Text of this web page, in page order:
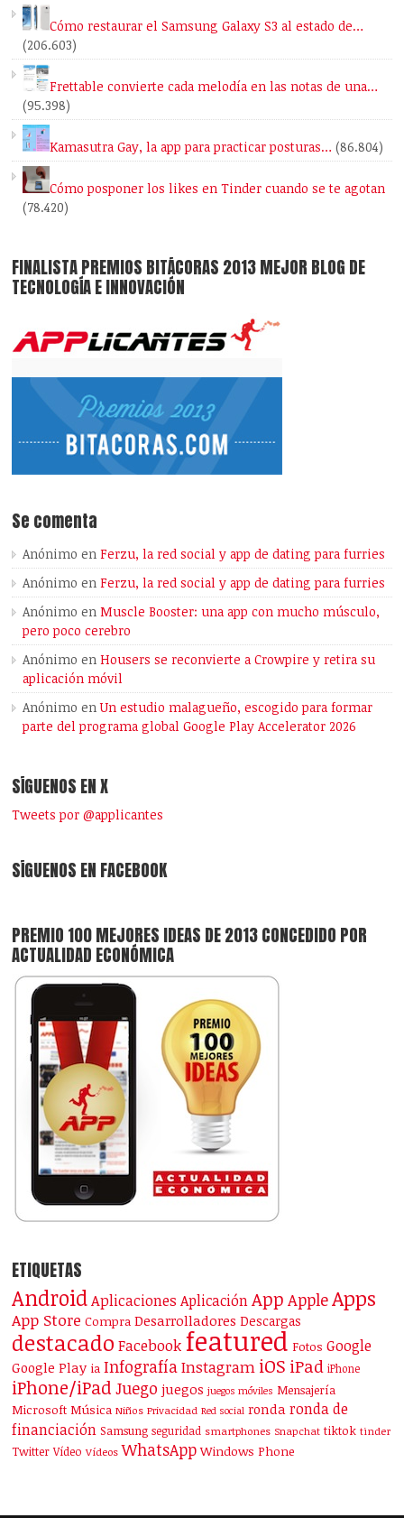
Cómo restaurar el Samsung Galaxy S3 al estado de…
(206.603)
Frettable convierte cada melodía en las notas de una…
(95.398)
Kamasutra Gay, la app para practicar posturas… (86.804)
Cómo posponer los likes en Tinder cuando se te agotan
(78.420)
FINALISTA PREMIOS BITÁCORAS 2013 MEJOR BLOG DE
TECNOLOGÍA E INNOVACIÓN
Se comenta
Anónimo enFerzu, la red social y app de dating para furries
Anónimo enFerzu, la red social y app de dating para furries
Anónimo enMuscle Booster: una app con mucho músculo,
pero poco cerebro
Anónimo enHousers se reconvierte a Crowpire y retira su
aplicación móvil
Anónimo enUn estudio malagueño, escogido para formar
parte del programa global Google Play Accelerator 2026
SÍGUENOS EN X
Tweets por @applicantes
SÍGUENOS EN FACEBOOK
PREMIO 100 MEJORES IDEAS DE 2013 CONCEDIDO POR
ACTUALIDAD ECONÓMICA
ETIQUETAS
Android Aplicaciones Aplicación App AppleApps
App Store Compra Desarrolladores Descargas
destacado Facebook featured Fotos Google
Google Play ia InfografíaInstagram iOS iPad iPhone
iPhone/iPad Juego juegos juegos móviles Mensajería
Microsoft Música Niños Privacidad Red social ronda ronda de
financiación Samsung seguridad smartphones Snapchat tiktok tinder
Twitter Vídeo Vídeos WhatsApp Windows Phone